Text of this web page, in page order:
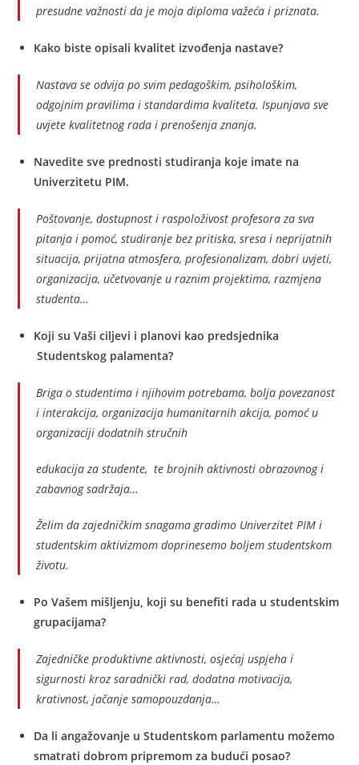
presudne važnosti da je moja diploma važeća i priznata.
Kako biste opisali kvalitet izvođenja nastave?
Nastava se odvija po svim pedagoškim, psihološkim,
odgojnim pravilima i standardima kvaliteta. Ispunjava sve
uvjete kvalitetnog rada i prenošenja znanja.
Navedite sve prednosti studiranja koje imate na
Univerzitetu PIM.
Poštovanje, dostupnost i raspoloživost profesora za sva
pitanja i pomoć, studiranje bez pritiska, sresa i neprijatnih
situacija, prijatna atmosfera, profesionalizam, dobri uvjeti,
organizacija, učetvovanje u raznim projektima, razmjena
studenta…
Koji su Vaši ciljevi i planovi kao predsjednika
Studentskog palamenta?
Briga o studentima i njihovim potrebama, bolja povezanost
i interakcija, organizacija humanitarnih akcija, pomoć u
organizaciji dodatnih stručnih
edukacija za studente, te brojnih aktivnosti obrazovnog i
zabavnog sadržaja…
Želim da zajedničkim snagama gradimo Univerzitet PIM i
studentskim aktivizmom doprinesemo boljem studentskom
životu.
Po Vašem mišljenju, koji su benefiti rada u studentskim
grupacijama?
Zajedničke produktivne aktivnosti, osjećaj uspjeha i
sigurnosti kroz saradnički rad, dodatna motivacija,
krativnost, jačanje samopouzdanja…
Da li angažovanje u Studentskom parlamentu možemo
smatrati dobrom pripremom za budući posao?